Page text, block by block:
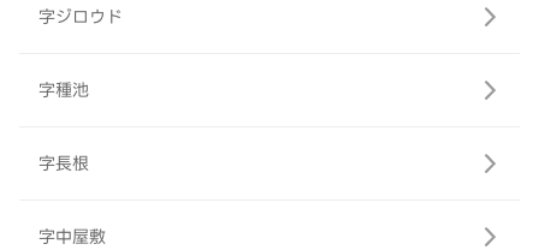
字ジロウド
字種池
字長根
字中屋敷